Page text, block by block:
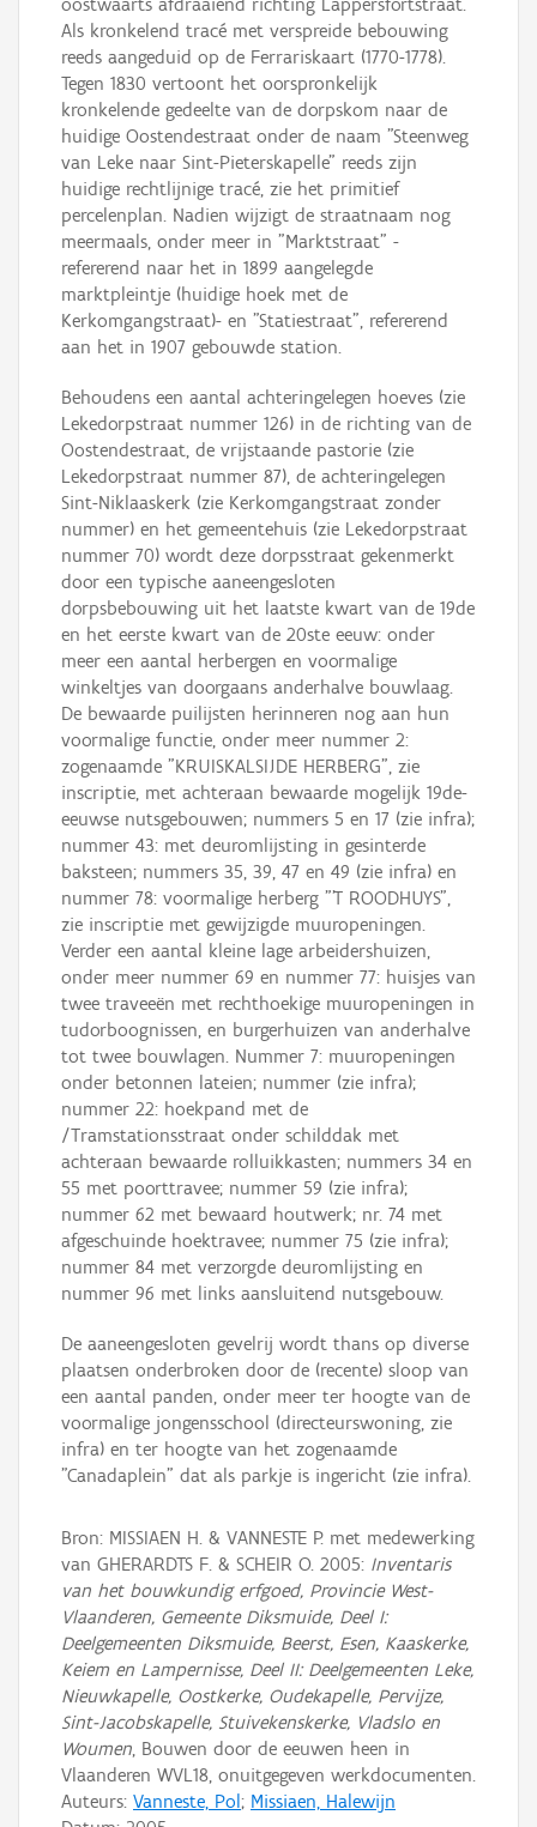
oostwaarts afdraaiend richting Lappersfortstraat.
Als kronkelend tracé met verspreide bebouwing
reeds aangeduid op de Ferrariskaart (1770-1778).
Tegen 1830 vertoont het oorspronkelijk
kronkelende gedeelte van de dorpskom naar de
huidige Oostendestraat onder de naam "Steenweg
van Leke naar Sint-Pieterskapelle" reeds zijn
huidige rechtlijnige tracé, zie het primitief
percelenplan. Nadien wijzigt de straatnaam nog
meermaals, onder meer in "Marktstraat" -
refererend naar het in 1899 aangelegde
marktpleintje (huidige hoek met de
Kerkomgangstraat)- en "Statiestraat", refererend
aan het in 1907 gebouwde station.
Behoudens een aantal achteringelegen hoeves (zie
Lekedorpstraat nummer 126) in de richting van de
Oostendestraat, de vrijstaande pastorie (zie
Lekedorpstraat nummer 87), de achteringelegen
Sint-Niklaaskerk (zie Kerkomgangstraat zonder
nummer) en het gemeentehuis (zie Lekedorpstraat
nummer 70) wordt deze dorpsstraat gekenmerkt
door een typische aaneengesloten
dorpsbebouwing uit het laatste kwart van de 19de
en het eerste kwart van de 20ste eeuw: onder
meer een aantal herbergen en voormalige
winkeltjes van doorgaans anderhalve bouwlaag.
De bewaarde puilijsten herinneren nog aan hun
voormalige functie, onder meer nummer 2:
zogenaamde "KRUISKALSIJDE HERBERG", zie
inscriptie, met achteraan bewaarde mogelijk 19de-
eeuwse nutsgebouwen; nummers 5 en 17 (zie infra);
nummer 43: met deuromlijsting in gesinterde
baksteen; nummers 35, 39, 47 en 49 (zie infra) en
nummer 78: voormalige herberg "'T ROODHUYS",
zie inscriptie met gewijzigde muuropeningen.
Verder een aantal kleine lage arbeidershuizen,
onder meer nummer 69 en nummer 77: huisjes van
twee traveeën met rechthoekige muuropeningen in
tudorboognissen, en burgerhuizen van anderhalve
tot twee bouwlagen. Nummer 7: muuropeningen
onder betonnen lateien; nummer (zie infra);
nummer 22: hoekpand met de
/Tramstationsstraat onder schilddak met
achteraan bewaarde rolluikkasten; nummers 34 en
55 met poorttravee; nummer 59 (zie infra);
nummer 62 met bewaard houtwerk; nr. 74 met
afgeschuinde hoektravee; nummer 75 (zie infra);
nummer 84 met verzorgde deuromlijsting en
nummer 96 met links aansluitend nutsgebouw.
De aaneengesloten gevelrij wordt thans op diverse
plaatsen onderbroken door de (recente) sloop van
een aantal panden, onder meer ter hoogte van de
voormalige jongensschool (directeurswoning, zie
infra) en ter hoogte van het zogenaamde
"Canadaplein" dat als parkje is ingericht (zie infra).
Bron: MISSIAEN H. & VANNESTE P. met medewerking
van GHERARDTS F. & SCHEIR O. 2005: Inventaris
van het bouwkundig erfgoed, Provincie West-
Vlaanderen, Gemeente Diksmuide, Deel I:
Deelgemeenten Diksmuide, Beerst, Esen, Kaaskerke,
Keiem en Lampernisse, Deel II: Deelgemeenten Leke,
Nieuwkapelle, Oostkerke, Oudekapelle, Pervijze,
Sint-Jacobskapelle, Stuivekenskerke, Vladslo en
Woumen, Bouwen door de eeuwen heen in
Vlaanderen WVL18, onuitgegeven werkdocumenten.
Auteurs: Vanneste, Pol; Missiaen, Halewijn